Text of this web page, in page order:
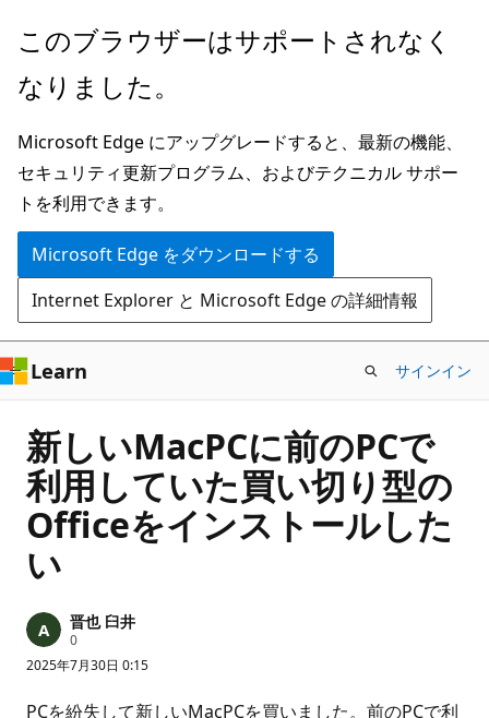
メ
ン
ン
テ
ン
ツ
に
ス
キ
ッ
プ
このブラウザーはサポートされなく
なりました。
Microsoft Edge にアップグレードすると、最新の機能、
セキュリティ更新プログラム、およびテクニカル サポー
トを利用できます。
Microsoft Edge をダウンロードする
Internet Explorer と Microsoft Edge の詳細情報
Learn サインイン
新しいMacPCに前のPCで
利用していた買い切り型の
Officeをインストールした
い
晋也 臼井
0評
価
の
イ
2025年7月30日 0:15
PCを紛失して新しいMacPCを買いました。前のPCで利